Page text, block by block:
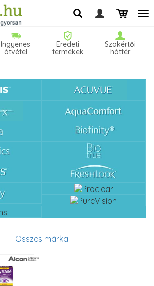
Ingyenes
átvétel
Eredeti
termékek
Szakértői
háttér
Összes márka